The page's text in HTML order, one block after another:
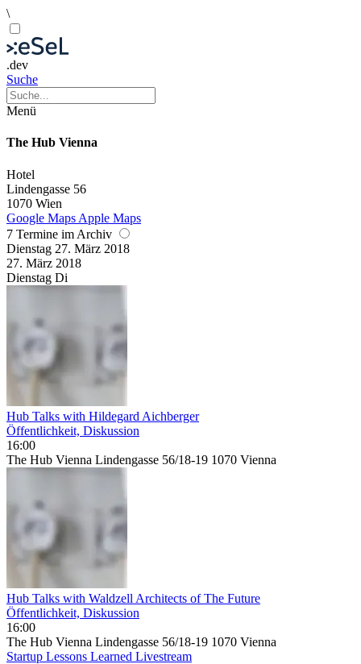
\
.dev
Suche
Menü
The Hub Vienna
Hotel
Lindengasse 56
1070 Wien
Google Maps Apple Maps
7 Termine im Archiv
Dienstag 27. März 2018
27. März 2018
Dienstag Di
Hub Talks with Hildegard Aichberger
Öffentlichkeit, Diskussion
16:00
The Hub Vienna Lindengasse 56/18-19 1070 Vienna
Hub Talks with Waldzell Architects of The Future
Öffentlichkeit, Diskussion
16:00
The Hub Vienna Lindengasse 56/18-19 1070 Vienna
Startup Lessons Learned Livestream